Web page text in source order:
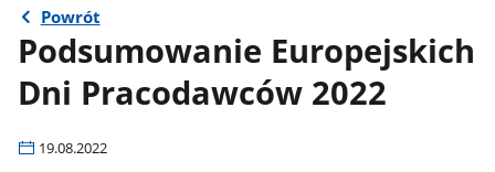
Powrót
Podsumowanie Europejskich
Dni Pracodawców 2022
19.08.2022